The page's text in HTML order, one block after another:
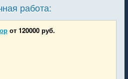
работа:
от 120000 руб.